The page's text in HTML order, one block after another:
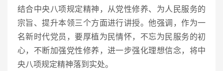
结合中央八项规定精神，从党性修养、为人民服务的
宗旨、提升本领三个方面进行讲授。他强调，作为一
名新时代党员，要厚植为民情怀，不忘为民服务的初
心，不断加强党性修养，进一步强化理想信念，将中
央八项规定精神落到实处。